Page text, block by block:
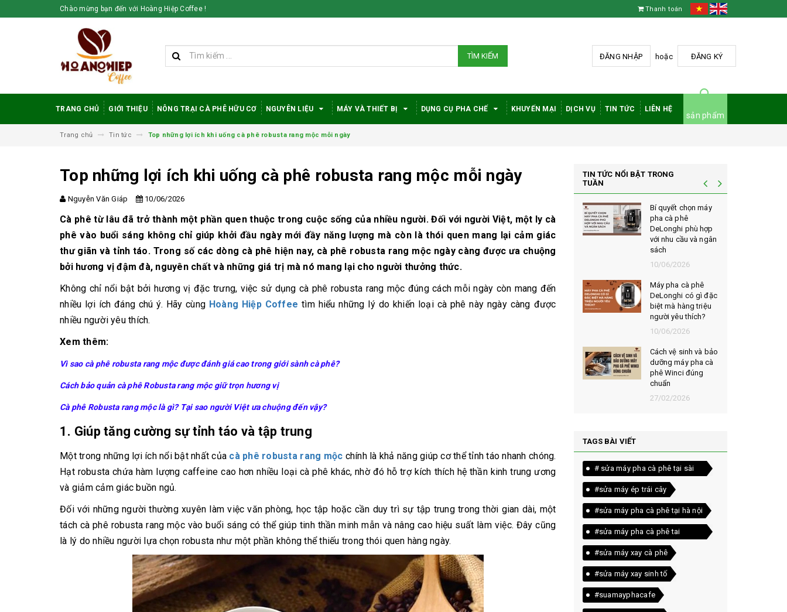
Chào mừng bạn đến với Hoàng Hiệp Coffee ! Thanh toán
TÌM KIẾM ĐĂNG NHẬP hoặc ĐĂNG KÝ
TRANG CHỦ GIỚI THIỆU NÔNG TRẠI CÀ PHÊ HỮU CƠ NGUYÊN LIỆU MÁY VÀ THIẾT BỊ DỤNG CỤ PHA CHẾ KHUYẾN MẠI DỊCH VỤ TIN TỨC LIÊN HỆ
sản phẩm
Trang chủ Tin tức Top những lợi ích khi uống cà phê robusta rang mộc mỗi ngày
Top những lợi ích khi uống cà phê robusta rang mộc mỗi ngày
Nguyễn Văn Giáp 10/06/2026
Cà phê từ lâu đã trở thành một phần quen thuộc trong cuộc sống của nhiều người. Đối với người Việt, một ly cà
phê vào buổi sáng không chỉ giúp khởi đầu ngày mới đầy năng lượng mà còn là thói quen mang lại cảm giác
thư giãn và tỉnh táo. Trong số các dòng cà phê hiện nay, cà phê robusta rang mộc ngày càng được ưa chuộng
bởi hương vị đậm đà, nguyên chất và những giá trị mà nó mang lại cho người thưởng thức.
Không chỉ nổi bật bởi hương vị đặc trưng, việc sử dụng cà phê robusta rang mộc đúng cách mỗi ngày còn mang đến
nhiều lợi ích đáng chú ý. Hãy cùng Hoàng Hiệp Coffee tìm hiểu những lý do khiến loại cà phê này ngày càng được
nhiều người yêu thích.
Xem thêm:
Vì sao cà phê robusta rang mộc được đánh giá cao trong giới sành cà phê?
Cách bảo quản cà phê Robusta rang mộc giữ trọn hương vị
Cà phê Robusta rang mộc là gì? Tại sao người Việt ưa chuộng đến vậy?
1. Giúp tăng cường sự tỉnh táo và tập trung
Một trong những lợi ích nổi bật nhất của cà phê robusta rang mộc chính là khả năng giúp cơ thể tỉnh táo nhanh chóng.
Hạt robusta chứa hàm lượng caffeine cao hơn nhiều loại cà phê khác, nhờ đó hỗ trợ kích thích hệ thần kinh trung ương
và giảm cảm giác buồn ngủ.
Đối với những người thường xuyên làm việc văn phòng, học tập hoặc cần duy trì sự tập trung trong thời gian dài, một
tách cà phê robusta rang mộc vào buổi sáng có thể giúp tinh thần minh mẫn và nâng cao hiệu suất làm việc. Đây cũng
là lý do nhiều người lựa chọn robusta như một phần không thể thiếu trong thói quen hàng ngày.
TIN TỨC NỔI BẬT TRONG
TUẦN
robusta rang mộc
được đánh giá cao
trong giới sành cà
phê?
10/06/2026
Bí quyết chọn mua
cà phê hạt rang
mộc thơm ngon,
giá một loại bột cà
ngon
pha cà phê
với nhu cầu và ngân
sách
10/06/2026
Máy pha cà phê
DeLonghi có gì đặc
biệt mà hàng triệu
robusta rang mộc
được đánh giá cao
trong giới sành cà
phê?
Bí quyết chọn mua
cà phê hạt rang
mộc thơm ngon,
Bí quyết chọn máy
pha cà phê
DeLonghi phù hợp
với nhu cầu và ngân
sách
10/06/2026
Máy pha cà phê
DeLonghi có gì đặc
biệt mà hàng triệu
người yêu thích?
10/06/2026
Cách vệ sinh và bảo
dưỡng máy pha cà
phê Winci đúng
chuẩn
27/02/2026
TAGS BÀI VIẾT
# sửa máy pha cà phê tại sài
gòn
#sửa máy ép trái cây
#sửa máy pha cà phê tại hà nội
#sửa máy pha cà phê tai
quảng trị
#sửa máy xay cà phê
#sửa máy xay sinh tố
#suamayphacafe